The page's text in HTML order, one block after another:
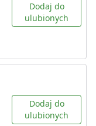
Dodaj do
ulubionych
Dodaj do
ulubionych